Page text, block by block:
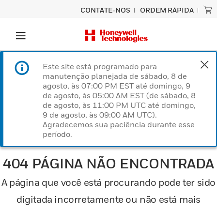
CONTATE-NOS ORDEM RÁPIDA
Este site está programado para
manutenção planejada de sábado, 8 de
agosto, às 07:00 PM EST até domingo, 9
de agosto, às 05:00 AM EST (de sábado, 8
de agosto, às 11:00 PM UTC até domingo,
9 de agosto, às 09:00 AM UTC).
Agradecemos sua paciência durante esse
período.
404 PÁGINA NÃO ENCONTRADA
A página que você está procurando pode ter sido
digitada incorretamente ou não está mais